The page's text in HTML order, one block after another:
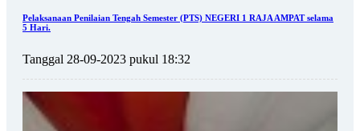
Pelaksanaan Penilaian Tengah Semester (PTS) NEGERI 1 RAJA AMPAT selama
5 Hari.
Tanggal 28-09-2023 pukul 18:32